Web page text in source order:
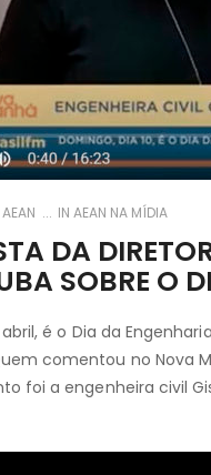
AEAN IN AEAN NA MÍDIA
DA
SOBRE O
abril, é o Dia da
comentou no Nova
foi a engenheira civil